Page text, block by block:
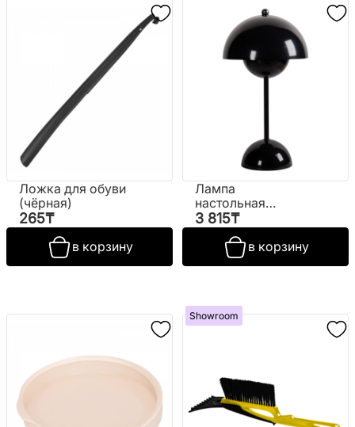
Ложка для обуви
(чёрная)
265₸
в корзину
Лампа
настольная
№SH8008 (ВИ)
3 815₸
в корзину
Showroom